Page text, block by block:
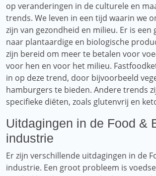
op veranderingen in de culturele en
trends. We leven in een tijd waarin we
zijn van gezondheid en milieu. Er is een
naar plantaardige en biologische
zijn bereid om meer te betalen voor
voor hen en voor het milieu.
in op deze trend, door bijvoorbeeld
hamburgers te bieden. Andere trends
specifieke diëten, zoals glutenvrij en
Uitdagingen in de Food &
industrie
Er zijn verschillende uitdagingen in de
industrie. Een groot probleem is